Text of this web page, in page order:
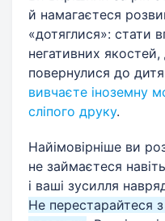
й намагаєтеся
«дотяглися»: стати
негативних
повернулися до
вивчаєте іноземну
сліпого друку.
Найімовірніше ви
не займаєтеся
і ваші зусилля
Не перестарайтеся